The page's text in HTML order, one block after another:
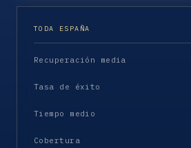
TODA ESPAÑA
Recuperación media
Tasa de éxito
Tiempo medio
Cobertura